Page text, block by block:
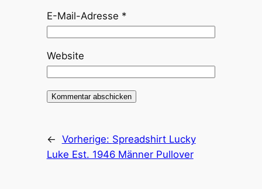
E-Mail-Adresse *
Website
← Vorherige: Spreadshirt Lucky
Luke Est. 1946 Männer Pullover